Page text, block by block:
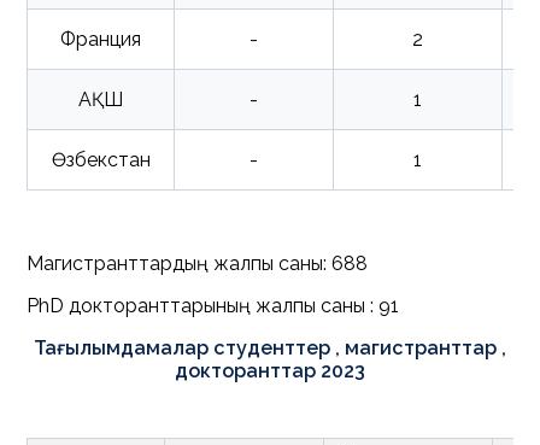
Франция - 2
АҚШ - 1
Өзбекстан - 1
Магистранттардың жалпы саны: 688
PhD докторанттарының жалпы саны : 91
Тағылымдамалар студенттер , магистранттар ,
докторанттар 2023